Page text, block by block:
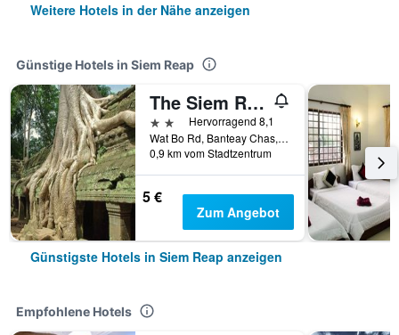
Weitere Hotels in der Nähe anzeigen
Günstige Hotels in Siem Reap
The Siem Reap Chilled Backpacker
2 SterneHervorragend 8,1
Wat Bo Rd, Banteay Chas, Sla Kram, Siem Reap, Kambodscha
0,9 km vom Stadtzentrum
5 €
Zum Angebot
Günstigste Hotels in Siem Reap anzeigen
Empfohlene Hotels